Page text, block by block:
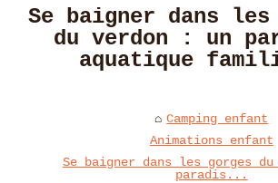
Se baigner dans les
du verdon : un
aquatique
Camping enfant
Animations enfant
Se baigner dans les gorges
paradis...